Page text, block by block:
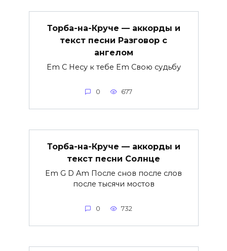
Торба-на-Круче — аккорды и
текст песни Разговор с
ангелом
Em C Несу к тебе Em Свою судьбу
0 677
Торба-на-Круче — аккорды и
текст песни Солнце
Em G D Am После снов после слов
после тысячи мостов
0 732